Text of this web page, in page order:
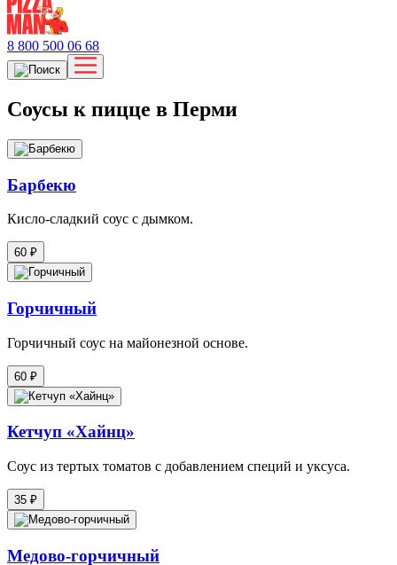
8 800 500 06 68
Соусы к пицце в Перми
Барбекю
Кисло-сладкий соус с дымком.
60 ₽
Горчичный
Горчичный соус на майонезной основе.
60 ₽
Кетчуп «‎Хайнц»
Соус из тертых томатов с добавлением специй и уксуса.
35 ₽
Медово-горчичный